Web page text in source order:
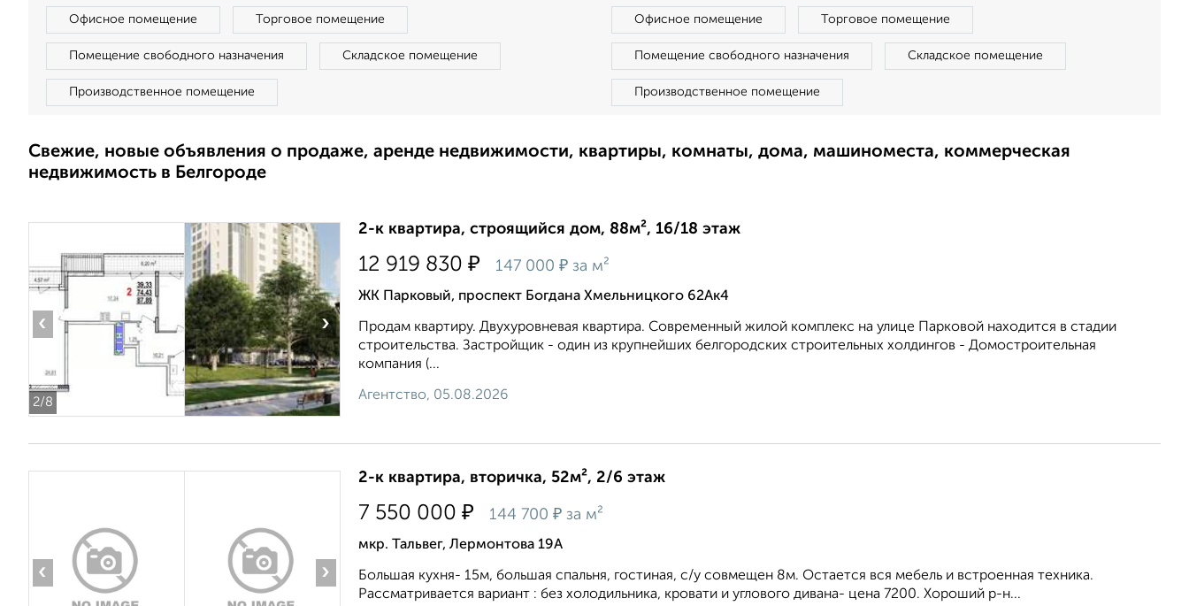
Офисное помещение Торговое помещение
Помещение свободного назначения Складское помещение
Производственное помещение
Офисное помещение Торговое помещение
Помещение свободного назначения Складское помещение
Производственное помещение
Свежие, новые объявления о продаже, аренде недвижимости, квартиры, комнаты, дома, машиноместа, коммерческая
недвижимость в Белгороде
2/8
‹ ›
2-к квартира, строящийся дом, 88м², 16/18 этаж
12 919 830 ₽ 147 000 ₽ за м²
ЖК Парковый, проспект Богдана Хмельницкого 62Ак4
Продам квартиру. Двухуровневая квартира. Современный жилой комплекс на улице Парковой находится в стадии
строительства. Застройщик - один из крупнейших белгородских строительных холдингов - Домостроительная
компания (...
Агентство, 05.08.2026
‹ ›
2-к квартира, вторичка, 52м², 2/6 этаж
7 550 000 ₽ 144 700 ₽ за м²
мкр. Тальвег, Лермонтова 19А
Большая кухня- 15м, большая спальня, гостиная, с/у совмещен 8м. Остается вся мебель и встроенная техника.
Рассматривается вариант : без холодильника, кровати и углового дивана- цена 7200. Хороший р-н...